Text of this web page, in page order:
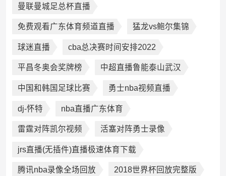
曼联曼城足总杯直播
免费观看广东体育频道直播 猛龙vs鲍尔集锦
球迷直播 cba总决赛时间安排2022
平昌冬奥会奖牌榜 中超直播鲁能泰山武汉
中国和韩国足球比赛 勇士nba视频直播
dj-怀特 nba直播广东体育
雷霆对阵凯尔视频 活塞对阵勇士录像
jrs直播(无插件)直播极速体育下载
腾讯nba录像全场回放 2018世界杯回放完整版